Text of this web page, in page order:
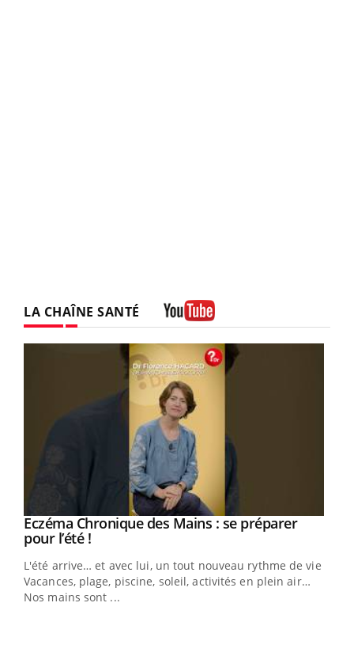
LA CHAÎNE SANTÉ
Youtube
Eczéma Chronique des Mains : se préparer
pour l’été !Youtube
L'été arrive… et avec lui, un tout nouveau rythme de vie !
Vacances, plage, piscine, soleil, activités en plein air…
Nos mains sont ...